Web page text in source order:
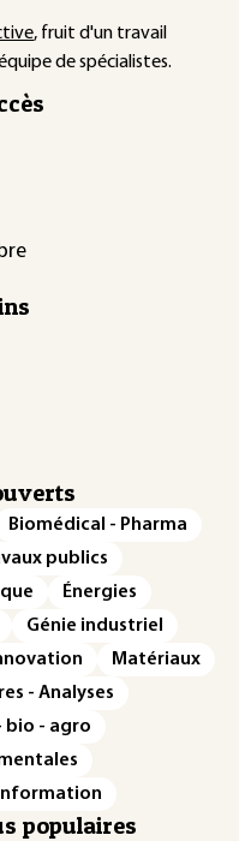
, fruit d'un travail
de spécialistes.
Biomédical - Pharma
publics
Énergies
Génie industriel
Matériaux
- Analyses
bio - agro
populaires